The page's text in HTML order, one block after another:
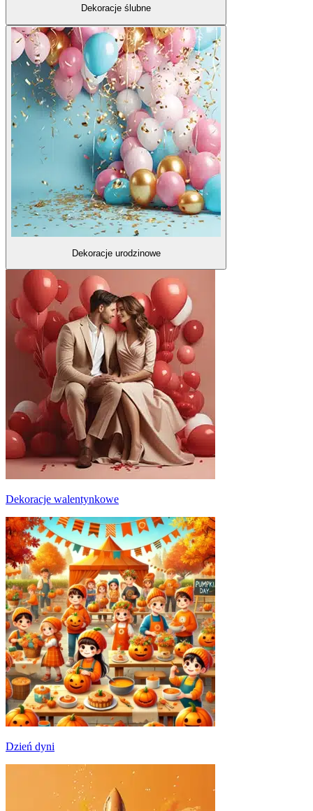
Dekoracje ślubne
Dekoracje urodzinowe
Dekoracje walentynkowe
Dzień dyni